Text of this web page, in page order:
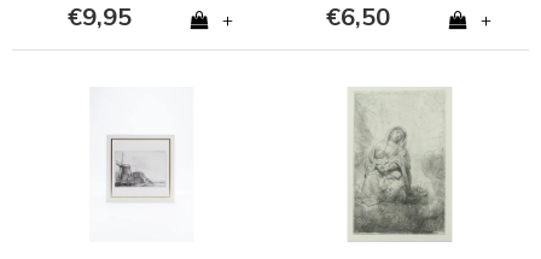
€9,95 + €6,50 +